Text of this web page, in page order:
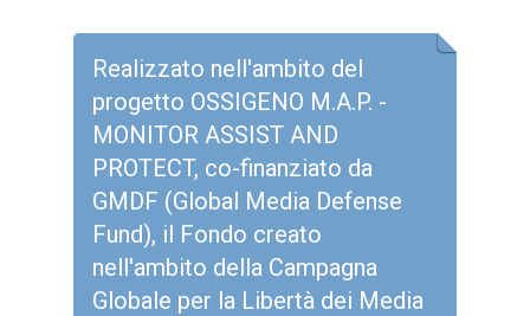
Realizzato nell'ambito del
progetto OSSIGENO M.A.P. -
MONITOR ASSIST AND
PROTECT, co-finanziato da
GMDF (Global Media Defense
Fund), il Fondo creato
nell'ambito della Campagna
Globale per la Libertà dei Media